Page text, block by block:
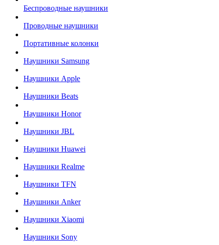
Беспроводные наушники
Проводные наушники
Портативные колонки
Наушники Samsung
Наушники Apple
Наушники Beats
Наушники Honor
Наушники JBL
Наушники Huawei
Наушники Realme
Наушники TFN
Наушники Anker
Наушники Xiaomi
Наушники Sony